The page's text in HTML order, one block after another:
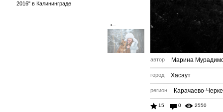
2016" в Калининграде
←
автор Марина
город Хасаут
регион Карачаево-
15 0 2550